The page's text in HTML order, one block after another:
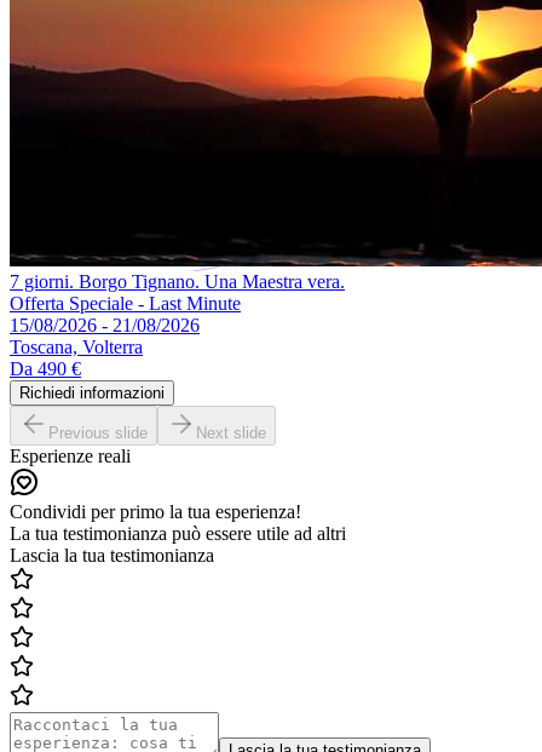
7 giorni. Borgo Tignano. Una Maestra vera.
Offerta Speciale - Last Minute
15/08/2026 - 21/08/2026
Toscana, Volterra
Da 490 €
Richiedi informazioni
Previous slide Next slide
Esperienze reali
Condividi per primo la tua esperienza!
La tua testimonianza può essere utile ad altri
Lascia la tua testimonianza